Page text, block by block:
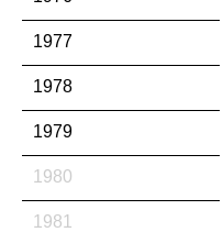
1977
1978
1979
1980
1981